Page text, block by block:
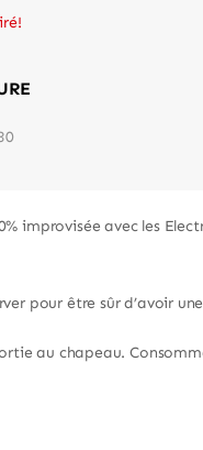
improvisée avec les
pour être sûr d’avoir
au chapeau.